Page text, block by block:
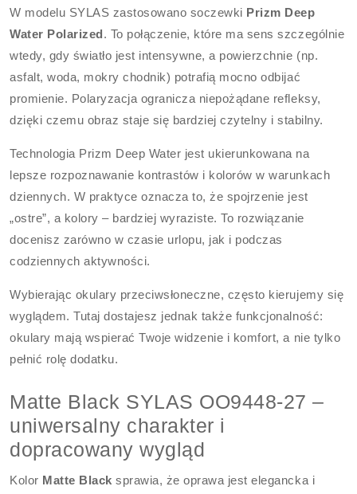
W modelu SYLAS zastosowano soczewki Prizm Deep
Water Polarized. To połączenie, które ma sens szczególnie
wtedy, gdy światło jest intensywne, a powierzchnie (np.
asfalt, woda, mokry chodnik) potrafią mocno odbijać
promienie. Polaryzacja ogranicza niepożądane refleksy,
dzięki czemu obraz staje się bardziej czytelny i stabilny.
Technologia Prizm Deep Water jest ukierunkowana na
lepsze rozpoznawanie kontrastów i kolorów w warunkach
dziennych. W praktyce oznacza to, że spojrzenie jest
„ostre”, a kolory – bardziej wyraziste. To rozwiązanie
docenisz zarówno w czasie urlopu, jak i podczas
codziennych aktywności.
Wybierając okulary przeciwsłoneczne, często kierujemy się
wyglądem. Tutaj dostajesz jednak także funkcjonalność:
okulary mają wspierać Twoje widzenie i komfort, a nie tylko
pełnić rolę dodatku.
Matte Black SYLAS OO9448-27 –
uniwersalny charakter i
dopracowany wygląd
Kolor Matte Black sprawia, że oprawa jest elegancka i